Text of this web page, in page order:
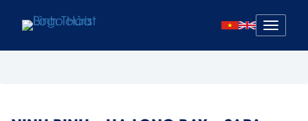
Mở
menu